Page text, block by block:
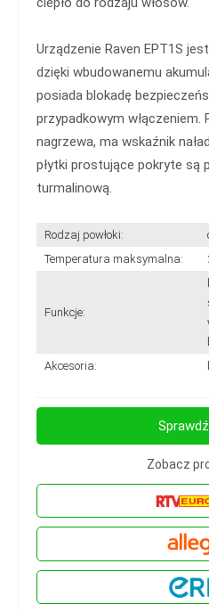
Urządzenie Raven EPT1S
dzięki wbudowanemu
posiada blokadę
przypadkowym włączeniem.
nagrzewa, ma wskaźnik
płytki prostujące pokryte są
turmalinową.
Rodzaj powłoki:
Temperatura maksymalna:
Funkcje:
Akcesoria:
Zobacz